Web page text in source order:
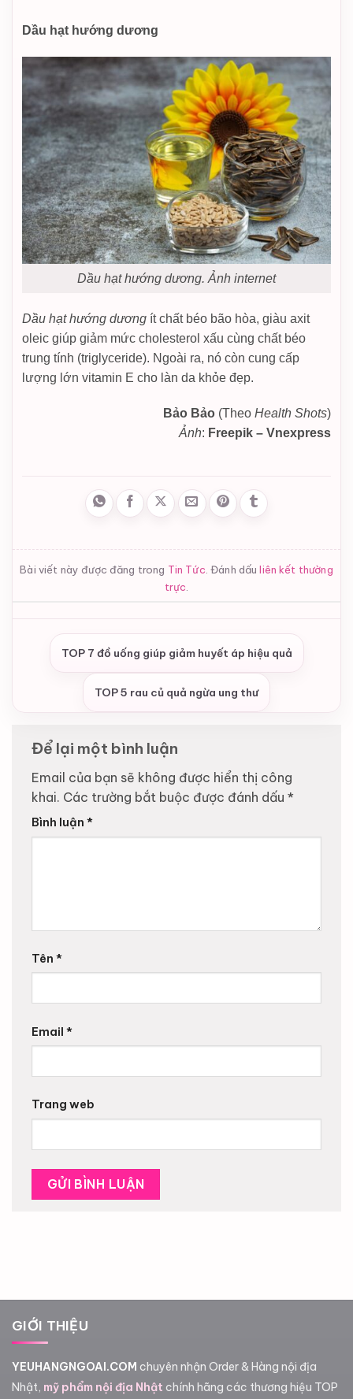
Dầu hạt hướng dương
Dầu hạt hướng dương. Ảnh internet
Dầu hạt hướng dương ít chất béo bão hòa, giàu axit
oleic giúp giảm mức cholesterol xấu cùng chất béo
trung tính (triglyceride). Ngoài ra, nó còn cung cấp
lượng lớn vitamin E cho làn da khỏe đẹp.
Bảo Bảo (Theo Health Shots)
Ảnh: Freepik – Vnexpress
Bài viết này được đăng trong Tin Tức . Đánh dấuliên kết thường
trực
TOP 7 đồ uống giúp giảm huyết áp hiệu quả
TOP 5 rau củ quả ngừa ung thư
Để lại một bình luận
Email của bạn sẽ không được hiển thị công
khai. Các trường bắt buộc được đánh dấu *
Bình luận *
Tên *
Email *
Trang web
GIỚI THIỆU
YEUHANGNGOAI.COM chuyên nhận Order & Hàng nội địa
Nhật, mỹ phẩm nội địa Nhật chính hãng các thương hiệu TOP